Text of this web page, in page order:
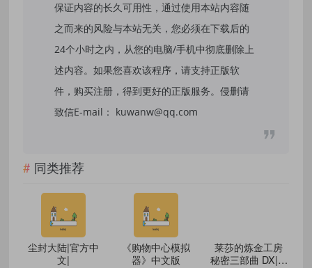
保证内容的长久可用性，通过使用本站内容随
之而来的风险与本站无关，您必须在下载后的
24个小时之内，从您的电脑/手机中彻底删除上
述内容。如果您喜欢该程序，请支持正版软
件，购买注册，得到更好的正版服务。侵删请
致信E-mail： kuwanw@qq.com
同类推荐
尘封大陆|官方中
文|
《购物中心模拟
器》中文版
莱莎的炼金工房
秘密三部曲 DX|豪